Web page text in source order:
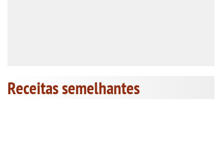
Receitas semelhantes